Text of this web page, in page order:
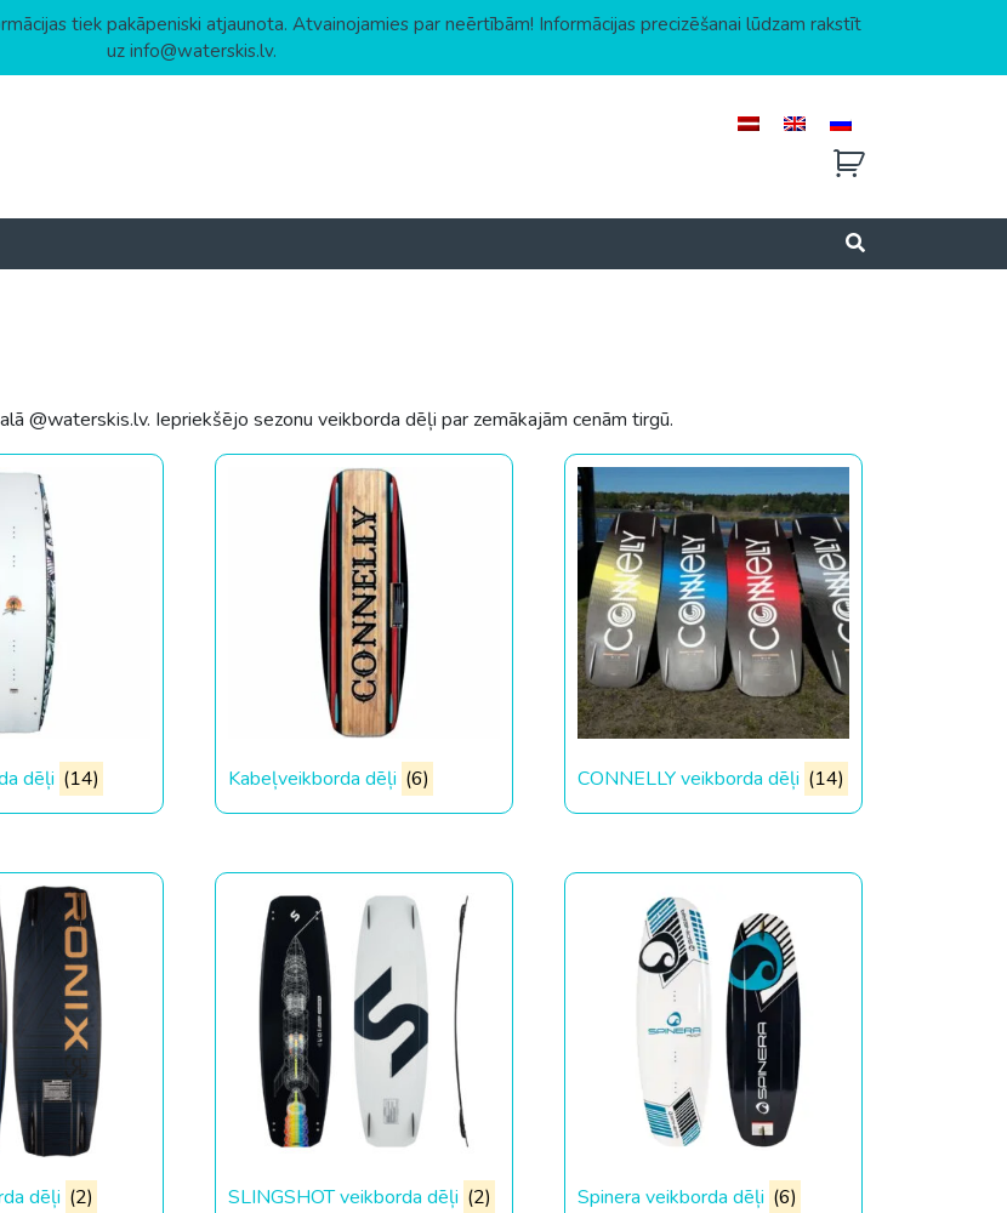
tiek pakāpeniski atjaunota. Atvainojamies par neērtībām! Informācijas precizēšanai lūdzam rakstīt
uz info@waterskis.lv.
@waterskis.lv. Iepriekšējo sezonu veikborda dēļi par zemākajām cenām tirgū.
dēļi (14) Kabeļveikborda dēļi (6) CONNELLY veikborda dēļi (14)
dēļi (2) SLINGSHOT veikborda dēļi (2) Spinera veikborda dēļi (6)